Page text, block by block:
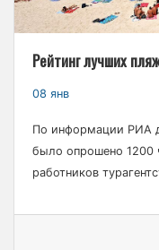
Рейтинг лучших
08 янв
По информации РИА
было опрошено 1200
работников